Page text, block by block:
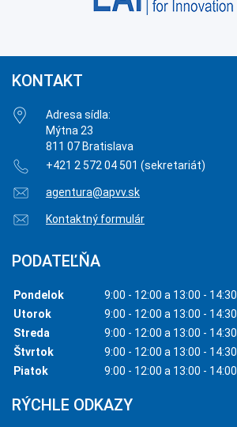
KONTAKT
Adresa sídla:
Mýtna 23
811 07 Bratislava
+421 2 572 04 501 (sekretariát)
agentura@apvv.sk
Kontaktný formulár
PODATEĽŇA
Pondelok
9:00 - 12:00 a 13:00 - 14:30
Utorok
9:00 - 12:00 a 13:00 - 14:30
Streda
9:00 - 12:00 a 13:00 - 14:30
Štvrtok
9:00 - 12:00 a 13:00 - 14:30
Piatok
9:00 - 12:00 a 13:00 - 14:00
RÝCHLE ODKAZY